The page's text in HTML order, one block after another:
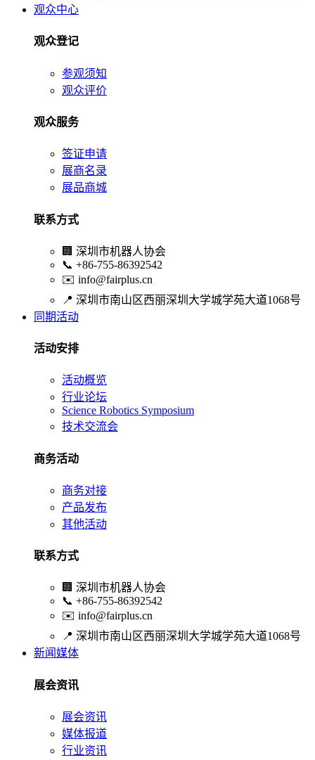
观众中心
观众登记
参观须知
观众评价
观众服务
签证申请
展商名录
展品商城
联系方式
🏢 深圳市机器人协会
📞 +86-755-86392542
✉️ info@fairplus.cn
📍 深圳市南山区西丽深圳大学城学苑大道1068号
同期活动
活动安排
活动概览
行业论坛
Science Robotics Symposium
技术交流会
商务活动
商务对接
产品发布
其他活动
联系方式
🏢 深圳市机器人协会
📞 +86-755-86392542
✉️ info@fairplus.cn
📍 深圳市南山区西丽深圳大学城学苑大道1068号
新闻媒体
展会资讯
展会资讯
媒体报道
行业资讯